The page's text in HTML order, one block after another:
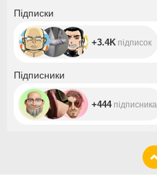
Підписки
+3.4K підписок
Підписники
+444підписника